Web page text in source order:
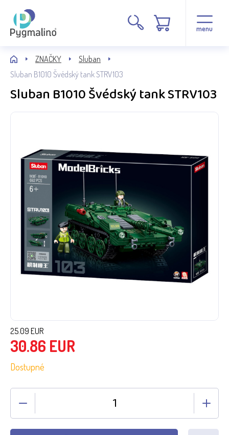
menu
ZNAČKY
Sluban
Sluban B1010 Švédský tank STRV103
Sluban B1010 Švédský tank STRV103
25.09 EUR
30.86 EUR
Dostupné